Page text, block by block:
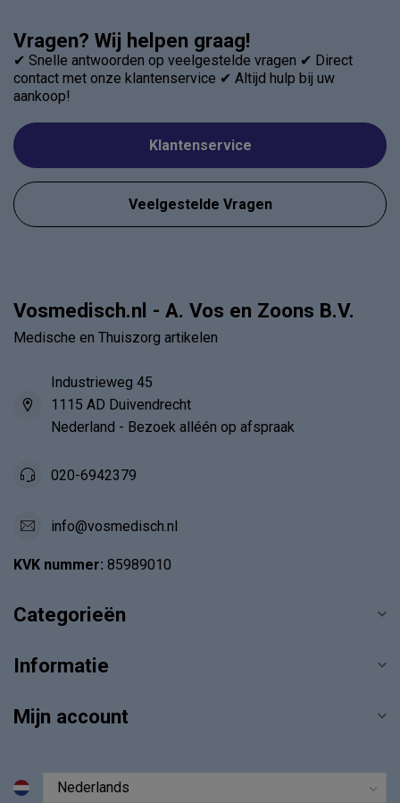
Vragen? Wij helpen graag!
✔ Snelle antwoorden op veelgestelde vragen ✔ Direct
contact met onze klantenservice ✔ Altijd hulp bij uw
aankoop!
Klantenservice
Veelgestelde Vragen
Vosmedisch.nl - A. Vos en Zoons B.V.
Medische en Thuiszorg artikelen
Industrieweg 45
1115 AD Duivendrecht
Nederland - Bezoek alléén op afspraak
020-6942379
info@vosmedisch.nl
KVK nummer: 85989010
Categorieën
Informatie
Mijn account